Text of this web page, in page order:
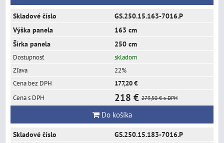
GS.250.15.163-7016.P
163 cm
250 cm
skladom
22%
177,20 €
218 € 279,50 € s DPH
Do košíka
GS.250.15.183-7016.P